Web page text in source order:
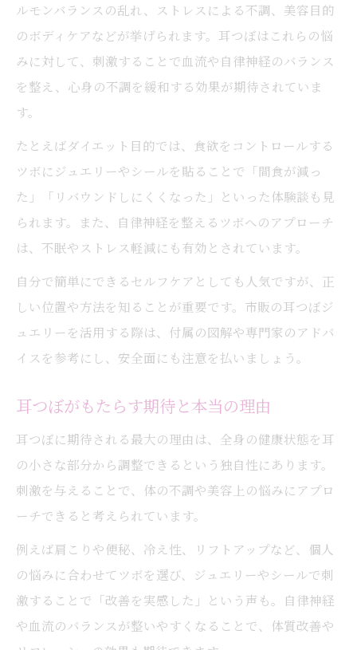
耳つぼシール使用時に避けたい位置とは
耳つぼジュエリーやりすぎによるリスク解
説
美容目的で注目の耳つぼ位置の基本知識
耳つぼ実用性とフェイスライン改善の関係
図解で分かる耳のツボと美容効果の関連性
耳つぼマッサージで得られる美容メリット
耳つぼ実用性を活かすセルフケアの方法
ルモンバランスの乱れ、ストレスによる不調、美容目的
のボディケアなどが挙げられます。耳つぼはこれらの悩
みに対して、刺激することで血流や自律神経のバランス
を整え、心身の不調を緩和する効果が期待されていま
す。
たとえばダイエット目的では、食欲をコントロールする
ツボにジュエリーやシールを貼ることで「間食が減っ
た」「リバウンドしにくくなった」といった体験談も見
られます。また、自律神経を整えるツボへのアプローチ
は、不眠やストレス軽減にも有効とされています。
自分で簡単にできるセルフケアとしても人気ですが、正
しい位置や方法を知ることが重要です。市販の耳つぼジ
ュエリーを活用する際は、付属の図解や専門家のアドバ
イスを参考にし、安全面にも注意を払いましょう。
耳つぼがもたらす期待と本当の理由
耳つぼに期待される最大の理由は、全身の健康状態を耳
の小さな部分から調整できるという独自性にあります。
刺激を与えることで、体の不調や美容上の悩みにアプロ
ーチできると考えられています。
例えば肩こりや便秘、冷え性、リフトアップなど、個人
の悩みに合わせてツボを選び、ジュエリーやシールで刺
激することで「改善を実感した」という声も。自律神経
や血流のバランスが整いやすくなることで、体質改善や